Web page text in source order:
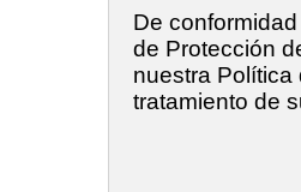
De
de Protección
nuestra Política
tratamiento de